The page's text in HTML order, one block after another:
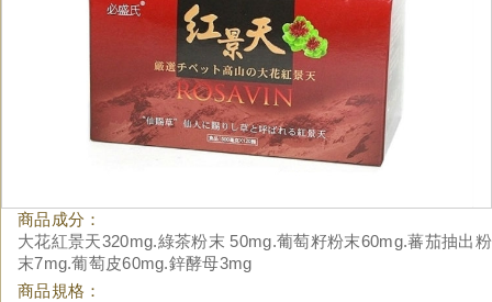
商品成分：
大花紅景天320mg.綠茶粉末 50mg.葡萄籽粉末60mg.蕃茄抽出粉
末7mg.葡萄皮60mg.鋅酵母3mg
商品規格：